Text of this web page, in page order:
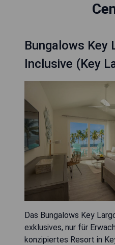
Bungalows Key
Inclusive (Key
Das Bungalows Key
exklusives, nur für
konzipiertes Resort in